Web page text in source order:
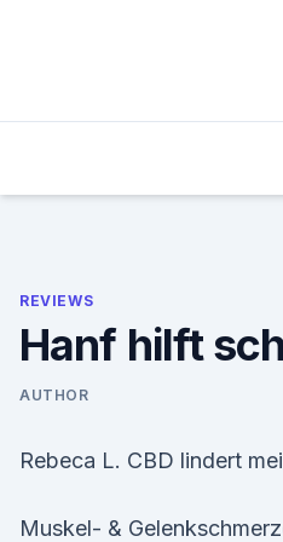
REVIEWS
Hanf hilft
AUTHOR
Rebeca L. CBD lindert
Muskel- &